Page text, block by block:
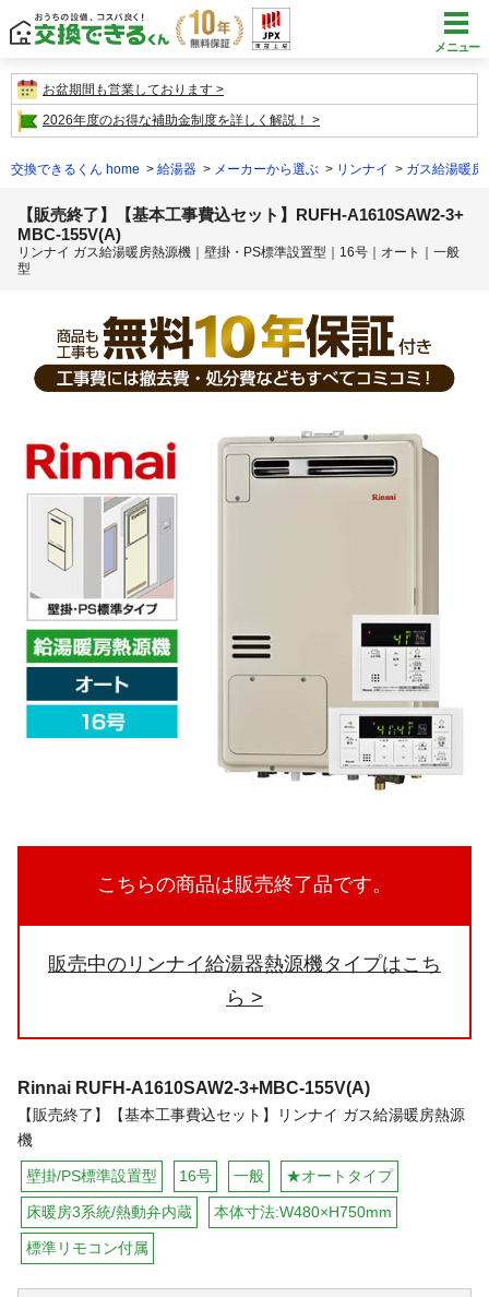
メニュー
お盆期間も営業しております
2026年度のお得な補助金制度を詳しく解説！
交換できるくん home 給湯器 メーカーから選ぶ リンナイ ガス給湯暖
【販売終了】【基本工事費込セット】RUFH-A1610SAW2-3+
MBC-155V(A)
リンナイ ガス給湯暖房熱源機｜壁掛・PS標準設置型｜16号｜オート｜一般
型
こちらの商品は販売終了品です。
販売中のリンナイ給湯器熱源機タイプはこち
ら
Rinnai RUFH-A1610SAW2-3+MBC-155V(A)
【販売終了】【基本工事費込セット】リンナイ ガス給湯暖房熱源
機
壁掛/PS標準設置型 16号 一般 ★オートタイプ
床暖房3系統/熱動弁内蔵 本体寸法:W480×H750mm
標準リモコン付属